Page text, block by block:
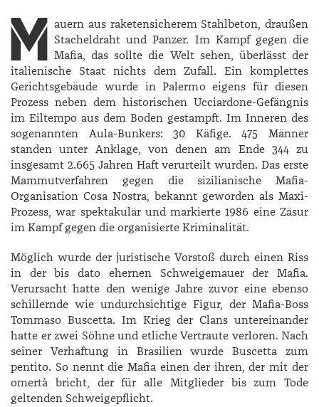
M auern aus raketensicherem Stahlbeton, draußen
Stacheldraht und Panzer. Im Kampf gegen die
Mafia, das sollte die Welt sehen, überlässt der
italienische Staat nichts dem Zufall. Ein komplettes
Gerichtsgebäude wurde in Palermo eigens für diesen
Prozess neben dem historischen Ucciardone-Gefängnis
im Eiltempo aus dem Boden gestampft. Im Inneren des
sogenannten Aula-Bunkers: 30 Käfige. 475 Männer
standen unter Anklage, von denen am Ende 344 zu
insgesamt 2.665 Jahren Haft verurteilt wurden. Das erste
Mammutverfahren gegen die sizilianische Mafia-
Organisation Cosa Nostra, bekannt geworden als Maxi-
Prozess, war spektakulär und markierte 1986 eine Zäsur
im Kampf gegen die organisierte Kriminalität.
Möglich wurde der juristische Vorstoß durch einen Riss
in der bis dato ehernen Schweigemauer der Mafia.
Verursacht hatte den wenige Jahre zuvor eine ebenso
schillernde wie undurchsichtige Figur, der Mafia-Boss
Tommaso Buscetta. Im Krieg der Clans untereinander
hatte er zwei Söhne und etliche Vertraute verloren. Nach
seiner Verhaftung in Brasilien wurde Buscetta zum
pentito. So nennt die Mafia einen der ihren, der mit der
omertà bricht, der für alle Mitglieder bis zum Tode
geltenden Schweigepflicht.